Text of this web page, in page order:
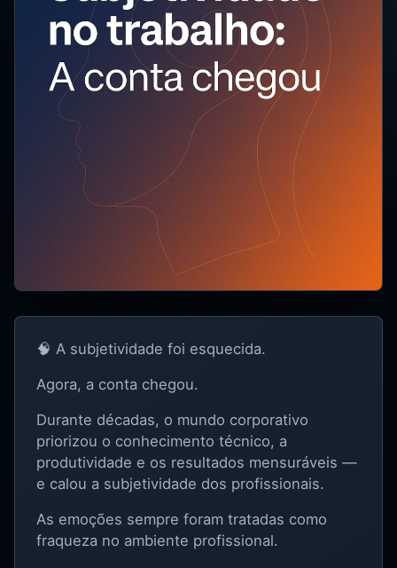
🧠 A subjetividade foi esquecida.
Agora, a conta chegou.
Durante décadas, o mundo corporativo
priorizou o conhecimento técnico, a
produtividade e os resultados mensuráveis —
e calou a subjetividade dos profissionais.
As emoções sempre foram tratadas como
fraqueza no ambiente profissional.